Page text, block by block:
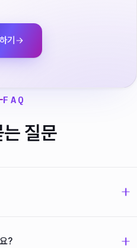
기
FAQ
질문
에이전트가 맡습니다. 모든 산출물은
?